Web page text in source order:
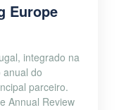
Europe
integrado na
anual do
parceiro.
Annual Review